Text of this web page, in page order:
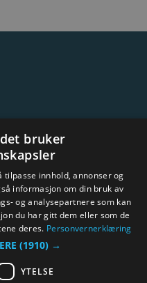
Drammen 2026.
bruker
innhold, annonser og
informasjon om din bruk av
og analysepartnere som kan
du har gitt dem eller som de
deres. Personvernerklæring
(1910) →
YTELSE